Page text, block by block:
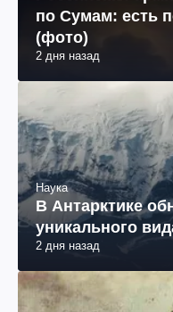
по Сумам: есть
(фото)
2 дня назад
Наука
В Антарктике
уникального
2 дня назад